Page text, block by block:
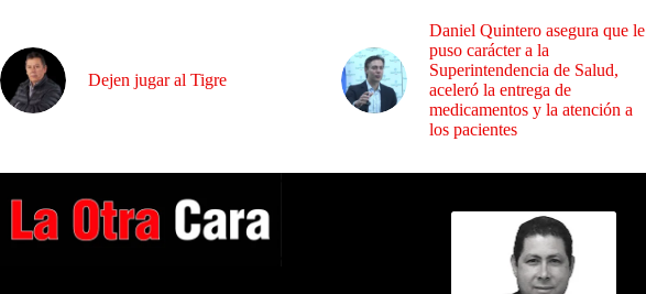
Dejen jugar al Tigre
Daniel Quintero asegura que le
puso carácter a la
Superintendencia de Salud,
aceleró la entrega de
medicamentos y la atención a
los pacientes